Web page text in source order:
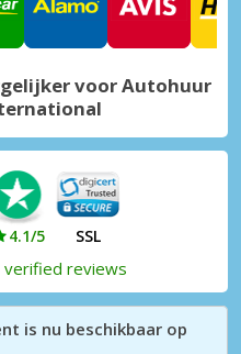
voor Autohuur
4.1/5 SSL
verified reviews
is nu beschikbaar op